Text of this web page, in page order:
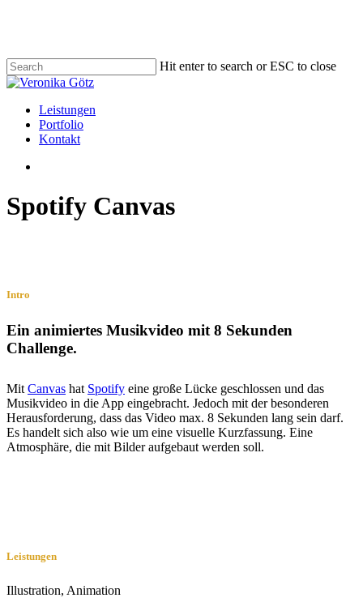
content
Hit enter to search or ESC to close
Close
Menu
Leistungen
Portfolio
Kontakt
Spotify Canvas
Intro
Ein animiertes Musikvideo mit 8 Sekunden
Challenge.
Mit Canvas hat Spotify eine große Lücke geschlossen und das
Musikvideo in die App eingebracht. Jedoch mit der besonderen
Herausforderung, dass das Video max. 8 Sekunden lang sein darf.
Es handelt sich also wie um eine visuelle Kurzfassung. Eine
Atmosphäre, die mit Bilder aufgebaut werden soll.
Leistungen
Illustration, Animation